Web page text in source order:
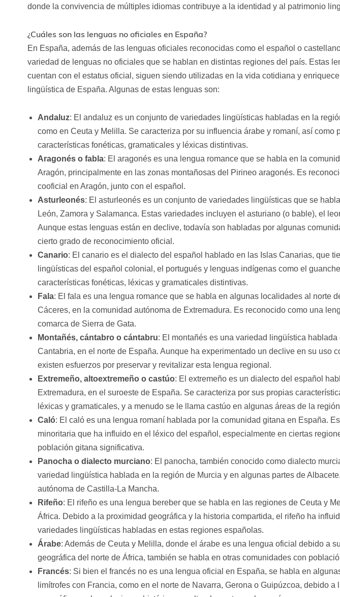
donde la convivencia de múltiples idiomas contribuye a la identidad y al patrimonio
¿Cuáles son las lenguas no oficiales en España?
En España, además de las lenguas oficiales reconocidas como el español o
variedad de lenguas no oficiales que se hablan en distintas regiones del país. Estas
cuentan con el estatus oficial, siguen siendo utilizadas en la vida cotidiana y
lingüística de España. Algunas de estas lenguas son:
Andaluz: El andaluz es un conjunto de variedades lingüísticas habladas en la
como en Ceuta y Melilla. Se caracteriza por su influencia árabe y romaní, así como
características fonéticas, gramaticales y léxicas distintivas.
Aragonés o fabla: El aragonés es una lengua romance que se habla en la
Aragón, principalmente en las zonas montañosas del Pirineo aragonés. Es
cooficial en Aragón, junto con el español.
Asturleonés: El asturleonés es un conjunto de variedades lingüísticas que se
León, Zamora y Salamanca. Estas variedades incluyen el asturiano (o bable), el
Aunque estas lenguas están en declive, todavía son habladas por algunas
cierto grado de reconocimiento oficial.
Canario: El canario es el dialecto del español hablado en las Islas Canarias, que
lingüísticas del español colonial, el portugués y lenguas indígenas como el
características fonéticas, léxicas y gramaticales distintivas.
Fala: El fala es una lengua romance que se habla en algunas localidades al norte
Cáceres, en la comunidad autónoma de Extremadura. Es reconocido como una
comarca de Sierra de Gata.
Montañés, cántabro o cántabru: El montañés es una variedad lingüística hablada
Cantabria, en el norte de España. Aunque ha experimentado un declive en su uso
existen esfuerzos por preservar y revitalizar esta lengua regional.
Extremeño, altoextremeño o castúo: El extremeño es un dialecto del español
Extremadura, en el suroeste de España. Se caracteriza por sus propias
léxicas y gramaticales, y a menudo se le llama castúo en algunas áreas de la
Caló: El caló es una lengua romaní hablada por la comunidad gitana en España.
minoritaria que ha influido en el léxico del español, especialmente en ciertas
población gitana significativa.
Panocha o dialecto murciano: El panocha, también conocido como dialecto
variedad lingüística hablada en la región de Murcia y en algunas partes de
autónoma de Castilla-La Mancha.
Rifeño: El rifeño es una lengua bereber que se habla en las regiones de Ceuta y
África. Debido a la proximidad geográfica y la historia compartida, el rifeño ha
variedades lingüísticas habladas en estas regiones españolas.
Árabe: Además de Ceuta y Melilla, donde el árabe es una lengua oficial debido a
geográfica del norte de África, también se habla en otras comunidades con
Francés: Si bien el francés no es una lengua oficial en España, se habla en
limítrofes con Francia, como en el norte de Navarra, Gerona o Guipúzcoa, debido a